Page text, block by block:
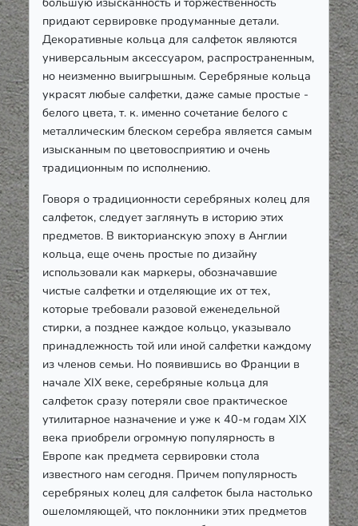
придают сервировке продуманные детали.
Декоративные кольца для салфеток являются
универсальным аксессуаром, распространенным,
но неизменно выигрышным. Серебряные кольца
украсят любые салфетки, даже самые простые -
белого цвета, т. к. именно сочетание белого с
металлическим блеском серебра является самым
изысканным по цветовосприятию и очень
традиционным по исполнению.
Говоря о традиционности серебряных колец для
салфеток, следует заглянуть в историю этих
предметов. В викторианскую эпоху в Англии
кольца, еще очень простые по дизайну
использовали как маркеры, обозначавшие
чистые салфетки и отделяющие их от тех,
которые требовали разовой еженедельной
стирки, а позднее каждое кольцо, указывало
принадлежность той или иной салфетки каждому
из членов семьи. Но появившись во Франции в
начале XIX веке, серебряные кольца для
салфеток сразу потеряли свое практическое
утилитарное назначение и уже к 40-м годам XIX
века приобрели огромную популярность в
Европе как предмета сервировки стола
известного нам сегодня. Причем популярность
серебряных колец для салфеток была настолько
ошеломляющей, что поклонники этих предметов